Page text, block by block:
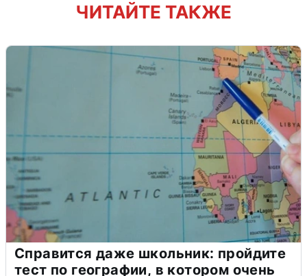
ЧИТАЙТЕ ТАКЖЕ
Справится даже школьник: пройдите
тест по географии, в котором очень